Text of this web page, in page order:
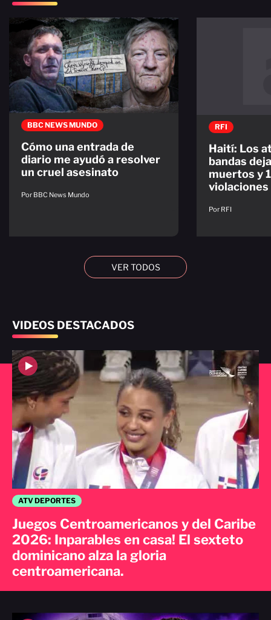
BBC NEWS MUNDO
Cómo una entrada de
diario me ayudó a resolver
un cruel asesinato
Por BBC News Mundo
RFI
Haití: Los
bandas
muertos y
violaciones
Por RFI
VER TODOS
VIDEOS DESTACADOS
ATV DEPORTES
Juegos Centroamericanos y del Caribe
2026: Inparables en casa! El sexteto
dominicano alza la gloria
centroamericana.